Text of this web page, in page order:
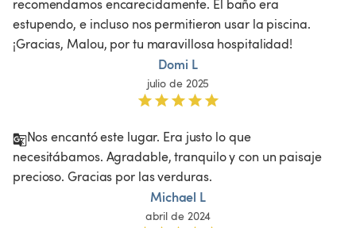
recomendamos encarecidamente. El baño era
estupendo, e incluso nos permitieron usar la piscina.
¡Gracias, Malou, por tu maravillosa hospitalidad!
Domi L
julio de 2025
Nos encantó este lugar. Era justo lo que
necesitábamos. Agradable, tranquilo y con un paisaje
precioso. Gracias por las verduras.
Michael L
abril de 2024